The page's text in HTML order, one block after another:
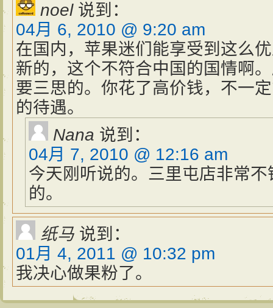
noel 说到：
04月 6, 2010 @ 9:20 am
在国内，苹果迷们能享受到这么
新的，这个不符合中国的国情啊
要三思的。你花了高价钱，不一
的待遇。
Nana 说到：
04月 7, 2010 @ 12:16 am
今天刚听说的。三里屯店非常
的。
纸马 说到：
01月 4, 2011 @ 10:32 pm
我决心做果粉了。